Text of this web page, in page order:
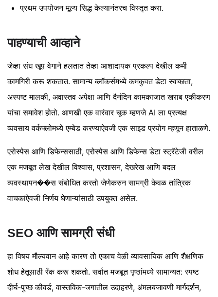
प्रथम उपयोजन मूल्य सिद्ध केल्यानंतरच विस्तृत करा.
पाहण्याची आव्हाने
जेव्हा संघ खूप वेगाने हलतात तेव्हा आशादायक प्रकल्प देखील कमी
कामगिरी करू शकतात. सामान्य ब्लॉकर्समध्ये कमकुवत डेटा स्वच्छता,
अस्पष्ट मालकी, अवास्तव अपेक्षा आणि दैनंदिन कामकाजात खराब एकीकरण
यांचा समावेश होतो. आणखी एक वारंवार चूक म्हणजे AI ला प्रत्यक्ष
व्यवसाय वर्कफ्लोमध्ये एम्बेड करण्याऐवजी एक साइड प्रयोग म्हणून हाताळणे.
एरोस्पेस आणि डिफेन्ससाठी, एरोस्पेस आणि डिफेन्स डेटा स्ट्रॅटेजी वरील
एक मजबूत लेख देखील विश्वास, प्रशासन, देखरेख आणि बदल
व्यवस्थापन��स संबोधित करतो जेणेकरुन सामग्री केवळ तांत्रिक
वाचकांऐवजी निर्णय घेणाऱ्यांसाठी उपयुक्त असेल.
SEO आणि सामग्री संधी
हा विषय मौल्यवान आहे कारण तो एकाच वेळी व्यावसायिक आणि शैक्षणिक
शोध हेतूसाठी रँक करू शकतो. सर्वात मजबूत पृष्ठांमध्ये सामान्यत: स्पष्ट
दीर्घ-पुच्छ कीवर्ड, वास्तविक-जगातील उदाहरणे, अंमलबजावणी मार्गदर्शन,